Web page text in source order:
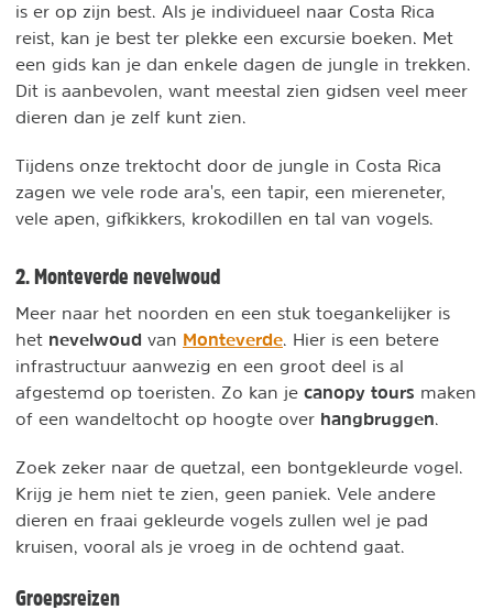
is er op zijn best. Als je individueel naar Costa Rica
reist, kan je best ter plekke een excursie boeken. Met
een gids kan je dan enkele dagen de jungle in trekken.
Dit is aanbevolen, want meestal zien gidsen veel meer
dieren dan je zelf kunt zien.
Tijdens onze trektocht door de jungle in Costa Rica
zagen we vele rode ara's, een tapir, een miereneter,
vele apen, gifkikkers, krokodillen en tal van vogels.
2. Monteverde nevelwoud
Meer naar het noorden en een stuk toegankelijker is
het nevelwoud van Monteverde . Hier is een betere
infrastructuur aanwezig en een groot deel is al
afgestemd op toeristen. Zo kan je canopy tours maken
of een wandeltocht op hoogte over hangbruggen
Zoek zeker naar de quetzal, een bontgekleurde vogel.
Krijg je hem niet te zien, geen paniek. Vele andere
dieren en fraai gekleurde vogels zullen wel je pad
kruisen, vooral als je vroeg in de ochtend gaat.
Groepsreizen